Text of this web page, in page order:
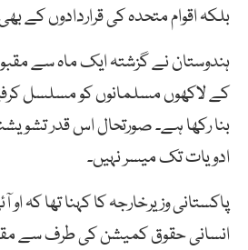
بلکہ اقوام متحدہ کی قراردادوں کے
ہندوستان نے گزشتہ ایک ماہ سے
کے لاکھوں مسلمانوں کو مسلسل
بنا رکھا ہے۔ صورتحال اس قدر
ادویات تک میسر نہیں۔
پاکستانی وزیرخارجہ کا کہنا تھا کہ
انسانی حقوق کمیشن کی طرف سے